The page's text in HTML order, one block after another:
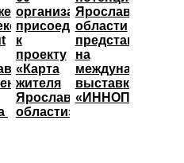
организаций
присоединились
к
проекту
«Карта
жителя
Ярославской
области»
Ярославской
области
представят
на
международной
выставке
«ИННОПРОМ»